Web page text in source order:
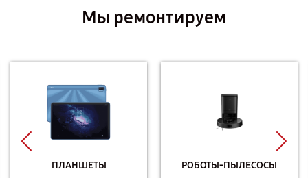
Мы ремонтируем
ПЛАНШЕТЫ РОБОТЫ-ПЫЛЕСОСЫ